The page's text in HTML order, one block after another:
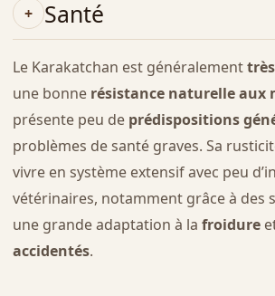
Santé
Le Karakatchan est généralement
une bonne résistance naturelle aux
présente peu de prédispositions
problèmes de santé graves. Sa
vivre en système extensif avec peu
vétérinaires, notamment grâce à des
une grande adaptation à la froidure
accidentés.